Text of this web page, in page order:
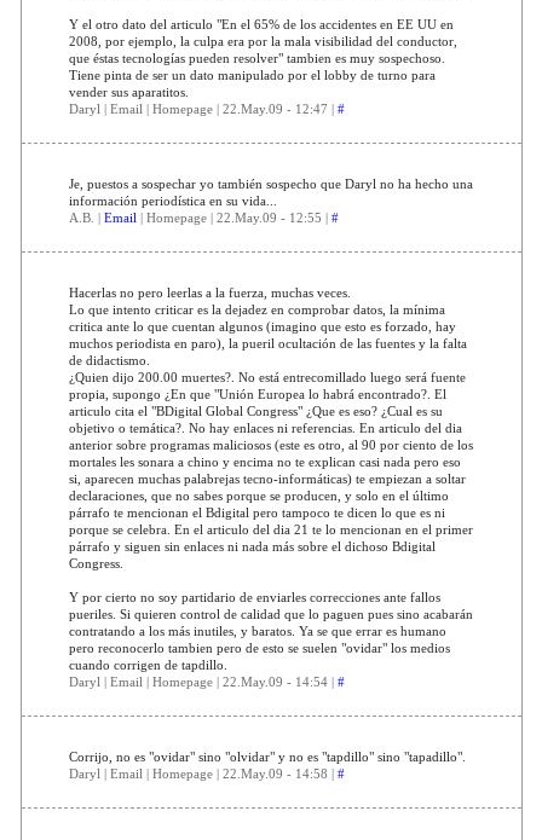
Y el otro dato del articulo "En el 65% de los accidentes en EE UU en
2008, por ejemplo, la culpa era por la mala visibilidad del conductor,
que éstas tecnologías pueden resolver" tambien es muy sospechoso.
Tiene pinta de ser un dato manipulado por el lobby de turno para
vender sus aparatitos.
Daryl | Email | Homepage | 22.May.09 - 12:47 | #
Je, puestos a sospechar yo también sospecho que Daryl no ha hecho una
información periodística en su vida...
A.B. | Email| Homepage | 22.May.09 - 12:55 | #
Hacerlas no pero leerlas a la fuerza, muchas veces.
Lo que intento criticar es la dejadez en comprobar datos, la mínima
critica ante lo que cuentan algunos (imagino que esto es forzado, hay
muchos periodista en paro), la pueril ocultación de las fuentes y la falta
de didactismo.
¿Quien dijo 200.00 muertes?. No está entrecomillado luego será fuente
propia, supongo ¿En que "Unión Europea lo habrá encontrado?. El
articulo cita el "BDigital Global Congress" ¿Que es eso? ¿Cual es su
objetivo o temática?. No hay enlaces ni referencias. En articulo del dia
anterior sobre programas maliciosos (este es otro, al 90 por ciento de los
mortales les sonara a chino y encima no te explican casi nada pero eso
si, aparecen muchas palabrejas tecno-informáticas) te empiezan a soltar
declaraciones, que no sabes porque se producen, y solo en el último
párrafo te mencionan el Bdigital pero tampoco te dicen lo que es ni
porque se celebra. En el articulo del dia 21 te lo mencionan en el primer
párrafo y siguen sin enlaces ni nada más sobre el dichoso Bdigital
Congress.
Y por cierto no soy partidario de enviarles correcciones ante fallos
pueriles. Si quieren control de calidad que lo paguen pues sino acabarán
contratando a los más inutiles, y baratos. Ya se que errar es humano
pero reconocerlo tambien pero de esto se suelen "ovidar" los medios
cuando corrigen de tapdillo.
Daryl | Email | Homepage | 22.May.09 - 14:54 | #
Corrijo, no es "ovidar" sino "olvidar" y no es "tapdillo" sino "tapadillo".
Daryl | Email | Homepage | 22.May.09 - 14:58 | #